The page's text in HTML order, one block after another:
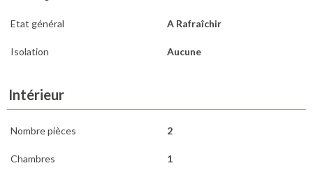
Etat général A Rafraîchir
Isolation Aucune
Intérieur
Nombre pièces 2
Chambres 1